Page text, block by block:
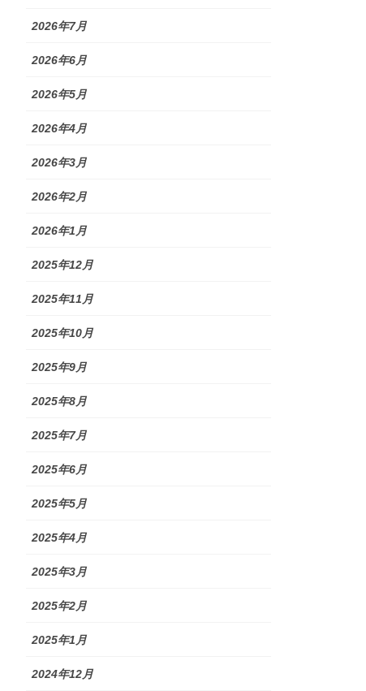
2026年7月
2026年6月
2026年5月
2026年4月
2026年3月
2026年2月
2026年1月
2025年12月
2025年11月
2025年10月
2025年9月
2025年8月
2025年7月
2025年6月
2025年5月
2025年4月
2025年3月
2025年2月
2025年1月
2024年12月